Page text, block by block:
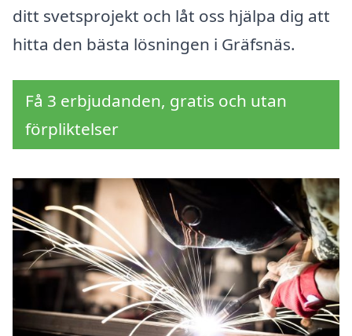
ditt svetsprojekt och låt oss hjälpa dig att
hitta den bästa lösningen i Gräfsnäs.
Få 3 erbjudanden, gratis och utan
förpliktelser